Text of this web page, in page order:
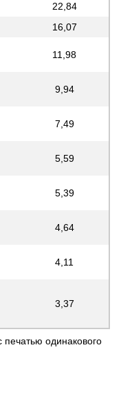
22,84
16,07
11,98
9,94
7,49
5,59
5,39
4,64
4,11
3,37
печатью одинакового